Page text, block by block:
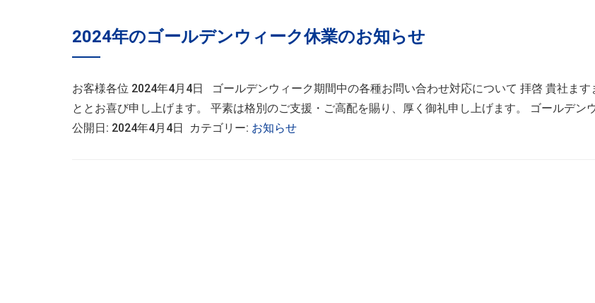
2024年のゴールデンウィーク休業のお知らせ
お客様各位 2024年4月4日 ゴールデンウィーク期間中の各種お問い合わせ対応について 拝啓 貴社ます
ととお喜び申し上げます。 平素は格別のご支援・ご高配を賜り、厚く御礼申し上げます。 ゴールデン
公開日: 2024年4月4日 カテゴリー: お知らせ